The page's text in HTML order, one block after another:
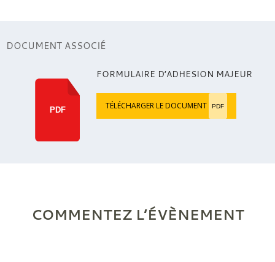
DOCUMENT ASSOCIÉ
PDF
FORMULAIRE D’ADHESION MAJEUR
TÉLÉCHARGER LE DOCUMENT PDF
COMMENTEZ L’ÉVÈNEMENT